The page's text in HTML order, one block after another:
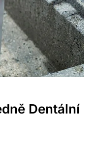
Dentální